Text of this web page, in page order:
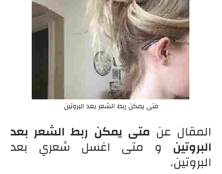
متى يمكن ربط الشعر بعد البروتين
المقال عن متى يمكن ربط الشعر بعد
البروتينو متى اغسل شعري بعد
البروتين.